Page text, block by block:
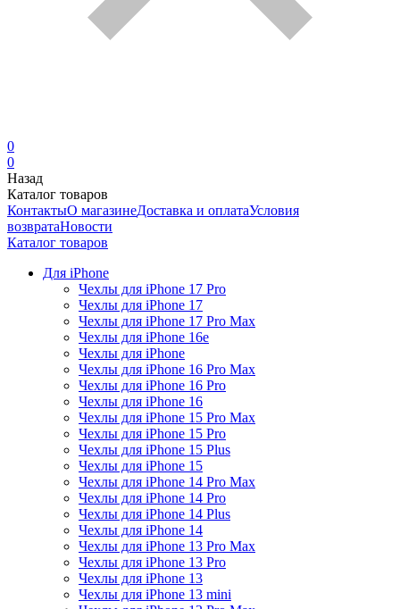
0
0
Назад
Каталог товаров
КонтактыО магазинеДоставка и оплатаУсловия
возвратаНовости
Каталог товаров
Для iPhone
Чехлы для iPhone 17 Pro
Чехлы для iPhone 17
Чехлы для iPhone 17 Pro Max
Чехлы для iPhone 16e
Чехлы для iPhone
Чехлы для iPhone 16 Pro Max
Чехлы для iPhone 16 Pro
Чехлы для iPhone 16
Чехлы для iPhone 15 Pro Max
Чехлы для iPhone 15 Pro
Чехлы для iPhone 15 Plus
Чехлы для iPhone 15
Чехлы для iPhone 14 Pro Max
Чехлы для iPhone 14 Pro
Чехлы для iPhone 14 Plus
Чехлы для iPhone 14
Чехлы для iPhone 13 Pro Max
Чехлы для iPhone 13 Pro
Чехлы для iPhone 13
Чехлы для iPhone 13 mini